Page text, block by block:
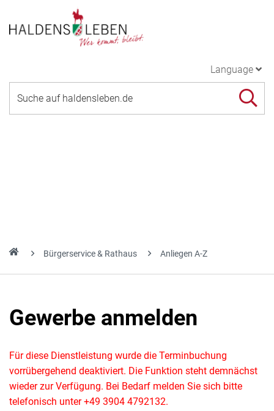
Language
Bürgerservice & Rathaus Anliegen A-Z
Gewerbe anmelden
Für diese Dienstleistung wurde die Terminbuchung
vorrübergehend deaktiviert. Die Funktion steht demnächst
wieder zur Verfügung. Bei Bedarf melden Sie sich bitte
telefonisch unter +49 3904 4792132.